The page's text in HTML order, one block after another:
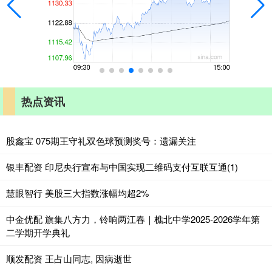
热点资讯
股鑫宝 075期王守礼双色球预测奖号：遗漏关注
银丰配资 印尼央行宣布与中国实现二维码支付互联互通(1)
慧眼智行 美股三大指数涨幅均超2%
中金优配 旗集八方力，铃响两江春｜樵北中学2025-2026学年第
二学期开学典礼
顺发配资 王占山同志, 因病逝世